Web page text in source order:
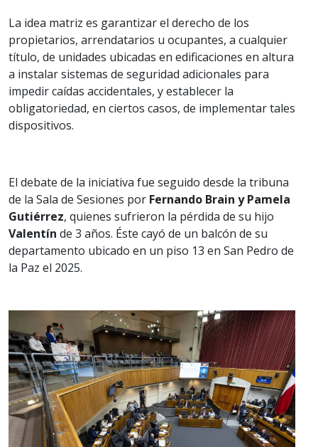
La idea matriz es garantizar el derecho de los
propietarios, arrendatarios u ocupantes, a cualquier
título, de unidades ubicadas en edificaciones en altura
a instalar sistemas de seguridad adicionales para
impedir caídas accidentales, y establecer la
obligatoriedad, en ciertos casos, de implementar tales
dispositivos.
El debate de la iniciativa fue seguido desde la tribuna
de la Sala de Sesiones por Fernando Brain y Pamela
Gutiérrez, quienes sufrieron la pérdida de su hijo
Valentín de 3 años. Éste cayó de un balcón de su
departamento ubicado en un piso 13 en San Pedro de
la Paz el 2025.